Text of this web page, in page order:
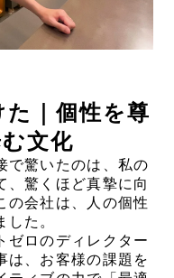
た｜個性を尊
文化
で驚いたのは、私の
、驚くほど真摯に向
の会社は、人の個性
た。
ゼロのディレクター
は、お客様の課題を